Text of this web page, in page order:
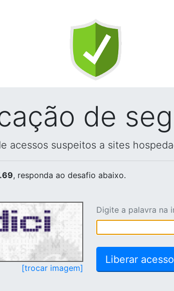
de
acessos suspeitos a sites
, responda ao desafio abaixo.
[trocar imagem]
Digite a palavra na